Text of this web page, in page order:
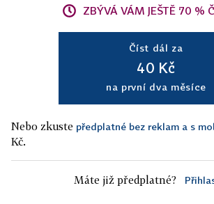
ZBÝVÁ VÁM JEŠTĚ 70 %
Číst dál za
40 Kč
na první dva měsíce
Nebo zkuste předplatné bez reklam a s
Kč.
Máte již předplatné?